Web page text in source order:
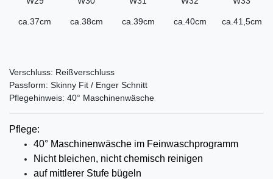
ca.37cm ca.38cm ca.39cm ca.40cm ca.41,5cm
Verschluss: Reißverschluss
Passform: Skinny Fit / Enger Schnitt
Pflegehinweis: 40° Maschinenwäsche
Pflege:
40° Maschinenwäsche im Feinwaschprogramm
Nicht bleichen, nicht chemisch reinigen
auf mittlerer Stufe bügeln